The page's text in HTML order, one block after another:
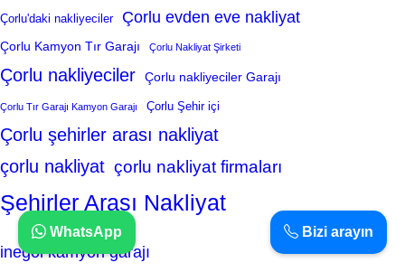
Çorlu'daki nakliyeciler Çorlu evden eve nakliyat
Çorlu Kamyon Tır Garajı Çorlu Nakliyat Şirketi
Çorlu nakliyeciler Çorlu nakliyeciler Garajı
Çorlu Tır Garajı Kamyon Garajı Çorlu Şehir içi
Çorlu şehirler arası nakliyat
çorlu nakliyat çorlu nakliyat firmaları
Şehirler Arası Nakliyat
inegöl kamyon garajı
Bizi arayın
WhatsApp